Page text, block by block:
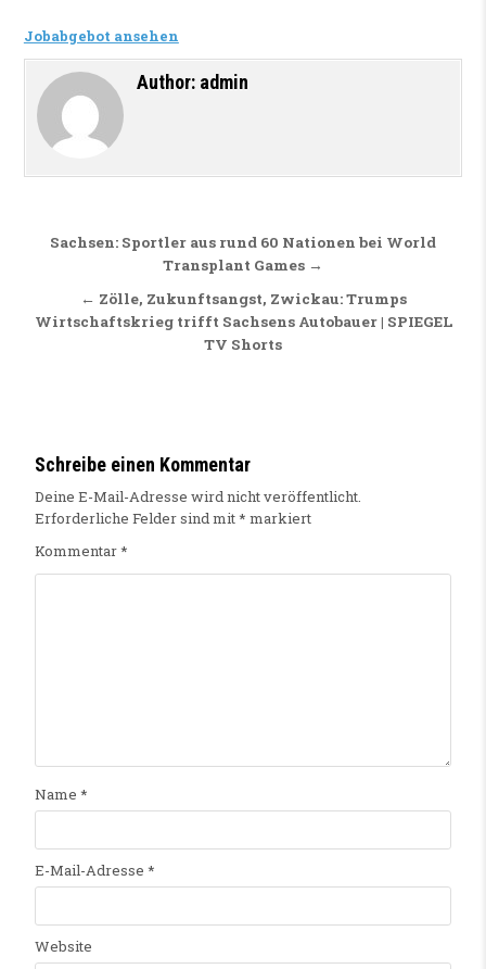
Jobabgebot ansehen
Author: admin
Beitragsnavigation
Sachsen: Sportler aus rund 60 Nationen bei World
Transplant Games →
← Zölle, Zukunftsangst, Zwickau: Trumps
Wirtschaftskrieg trifft Sachsens Autobauer | SPIEGEL
TV Shorts
Schreibe einen Kommentar
Deine E-Mail-Adresse wird nicht veröffentlicht.
Erforderliche Felder sind mit* markiert
Kommentar*
Name *
E-Mail-Adresse *
Website